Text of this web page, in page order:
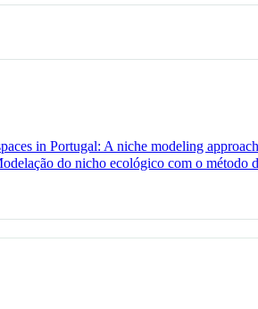
in Portugal: A niche modeling
do nicho ecológico com o método